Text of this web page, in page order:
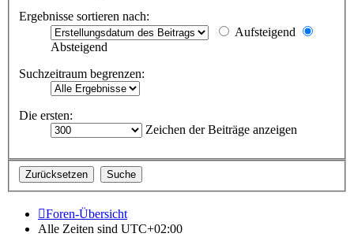
Ergebnisse sortieren nach:
Aufsteigend
Absteigend
Suchzeitraum begrenzen:
Die ersten:
Zeichen der Beiträge anzeigen
Foren-Übersicht
Alle Zeiten sind UTC+02:00